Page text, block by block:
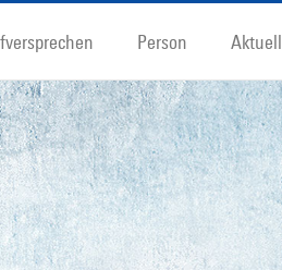
Person Aktuell